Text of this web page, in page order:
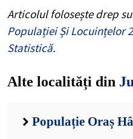
Articolul folosește drep
Populației Și Locuințelor
Statistică.
Alte localități din
Populație Oraș